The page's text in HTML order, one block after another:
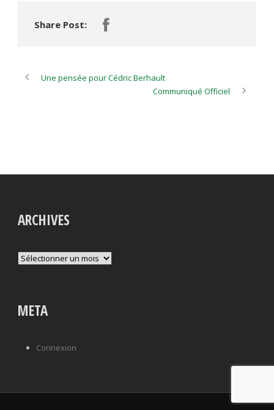
Share Post:
Une pensée pour Cédric Berhault
Communiqué Officiel
ARCHIVES
Archives
META
Connexion